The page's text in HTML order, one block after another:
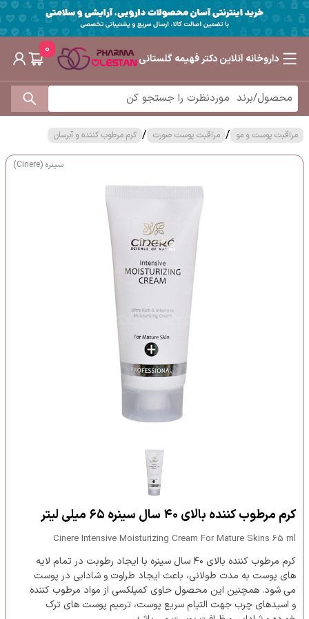
داروخانه آنلاین دکتر فهیمه گلستانی
0
مراقبت پوست و مو / مراقبت پوست صورت / کرم مرطوب کننده و آبرسان
سینره (Cinere)
کرم مرطوب کننده بالای ۴۰ سال سینره ۶۵ میلی لیتر
Cinere Intensive Moisturizing Cream For Mature Skins 65 ml
کرم مرطوب کننده بالای ۴۰ سال سینره با ایجاد رطوبت در تمام لایه
های پوست به مدت طولانی، باعث ایجاد طراوت و شادابی در پوست
می شود. همچنین این محصول حاوی کمپلکسی از مواد مرطوب کننده
و اسیدهای چرب جهت التیام سریع پوست، ترمیم پوست های ترک